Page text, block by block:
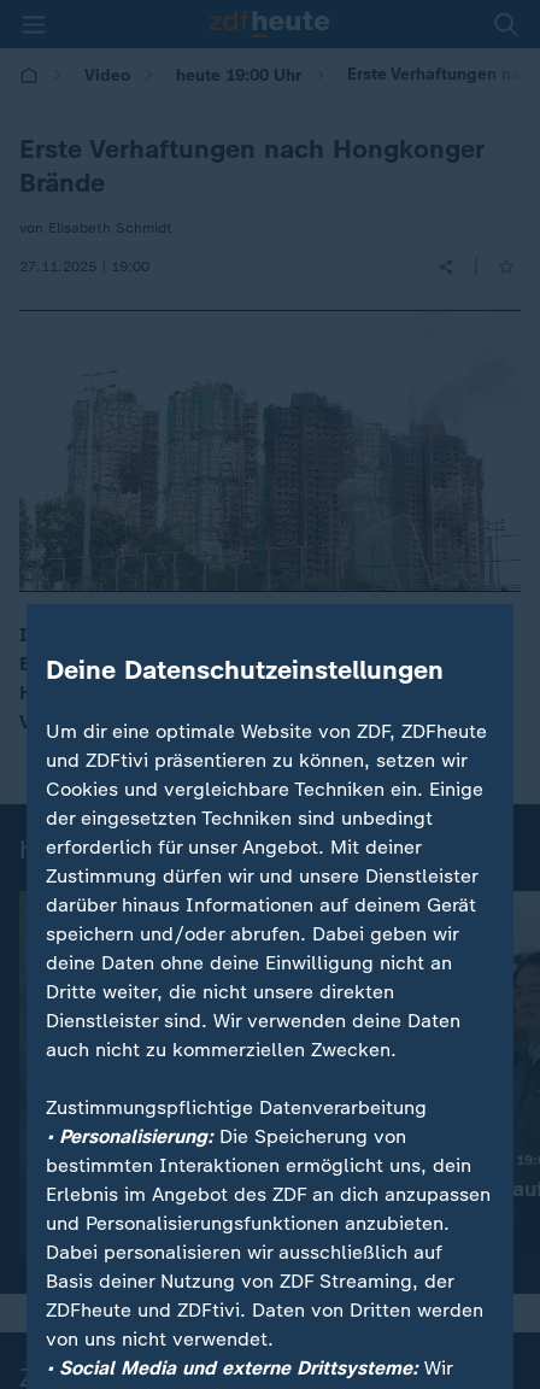
Video heute 19:00 Uhr Erste Verhaftungen
Erste Verhaftungen nach Hongkonger
Brände
von Elisabeth Schmidt
27.11.2025 | 19:00
00:17
In Hongkong kämpfen Feuerwehrleute weiter gegen
Brände in mehreren Hochhäusern. Mindestens 83 Tote,
Hunderte vermisst. Drei Bauarbeiter wurden als
Verdächtige festgenommen.
heute 19:00 Uhr: Einzelbeiträge
Nachrichten | heute 19:00 Uhr
Trotz Krieg:
Leihmutterschaft in der
Ukraine
Video1:38
Nachrichten | heute
Taiwan rüstet
Video1:45
Zuletzt auf ZDFheute veröffentlicht
Deine Datenschutzeinstellungen
Um dir eine optimale Website von ZDF, ZDFheute
und ZDFtivi präsentieren zu können, setzen wir
Cookies und vergleichbare Techniken ein. Einige
der eingesetzten Techniken sind unbedingt
erforderlich für unser Angebot. Mit deiner
Zustimmung dürfen wir und unsere Dienstleister
darüber hinaus Informationen auf deinem Gerät
speichern und/oder abrufen. Dabei geben wir
deine Daten ohne deine Einwilligung nicht an
Dritte weiter, die nicht unsere direkten
Dienstleister sind. Wir verwenden deine Daten
auch nicht zu kommerziellen Zwecken.
Zustimmungspflichtige Datenverarbeitung
• Personalisierung:Die Speicherung von
bestimmten Interaktionen ermöglicht uns, dein
Erlebnis im Angebot des ZDF an dich anzupassen
und Personalisierungsfunktionen anzubieten.
Dabei personalisieren wir ausschließlich auf
Basis deiner Nutzung von ZDF Streaming, der
ZDFheute und ZDFtivi. Daten von Dritten werden
von uns nicht verwendet.
• Social Media und externe Drittsysteme:Wir